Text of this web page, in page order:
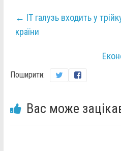
← IT галузь входить у
країни
Поширити:
Вас може